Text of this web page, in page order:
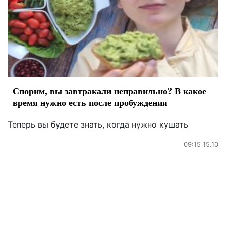
Спорим, вы завтракали неправильно? В какое
время нужно есть после пробуждения
Теперь вы будете знать, когда нужно кушать
09:15 15.10